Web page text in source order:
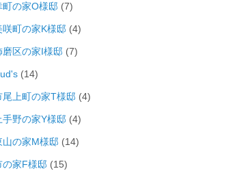
町の家O様邸 (7)
咲町の家K様邸 (4)
磨区の家I様邸 (7)
(14)
尾上町の家T様邸 (4)
手野の家Y様邸 (4)
山の家M様邸 (14)
の家F様邸 (15)